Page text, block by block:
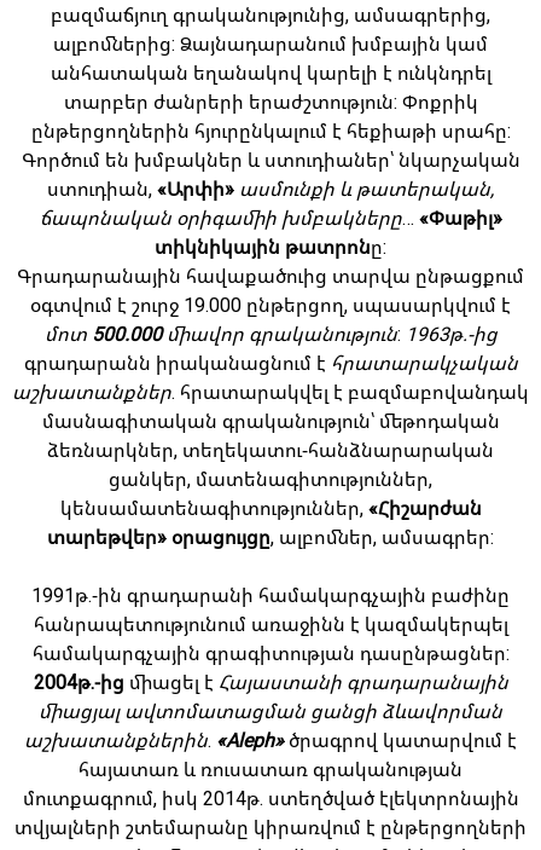
բազմաճյուղ գրականությունից, ամսագրերից,
ալբոմներից: Ձայնադարանում խմբային կամ
անհատական եղանակով կարելի է ունկնդրել
տարբեր ժանրերի երաժշտություն: Փոքրիկ
ընթերցողներին հյուրընկալում է հեքիաթի սրահը:
Գործում են խմբակներ և ստուդիաներ՝ նկարչական
ստուդիան,«Արփի» ասմունքի և թատերական,
ճապոնական օրիգամիի խմբակները… «Փաթիլ»
տիկնիկային թատրոնը:
Գրադարանային հավաքածուից տարվա ընթացքում
օգտվում է շուրջ 19.000 ընթերցող, սպասարկվում է
մոտ 500.000միավոր գրականություն: 1963թ.-ից
գրադարանն իրականացնում է հրատարակչական
աշխատանքներ. հրատարակվել է բազմաբովանդակ
մասնագիտական գրականություն՝ մեթոդական
ձեռնարկներ, տեղեկատու-հանձնարարական
ցանկեր, մատենագիտություններ,
կենսամատենագիտություններ,«Հիշարժան
տարեթվեր» օրացույցը, ալբոմներ, ամսագրեր:
1991թ.-ին գրադարանի համակարգչային բաժինը
հանրապետությունում առաջինն է կազմակերպել
համակարգչային գրագիտության դասընթացներ:
2004թ.-ից միացել է Հայաստանի գրադարանային
միացյալ ավտոմատացման ցանցի ձևավորման
աշխատանքներին. «Aleph»ծրագրով կատարվում է
հայատառ և ռուսատառ գրականության
մուտքագրում, իսկ 2014թ. ստեղծված էլեկտրոնային
տվյալների շտեմարանը կիրառվում է ընթերցողների